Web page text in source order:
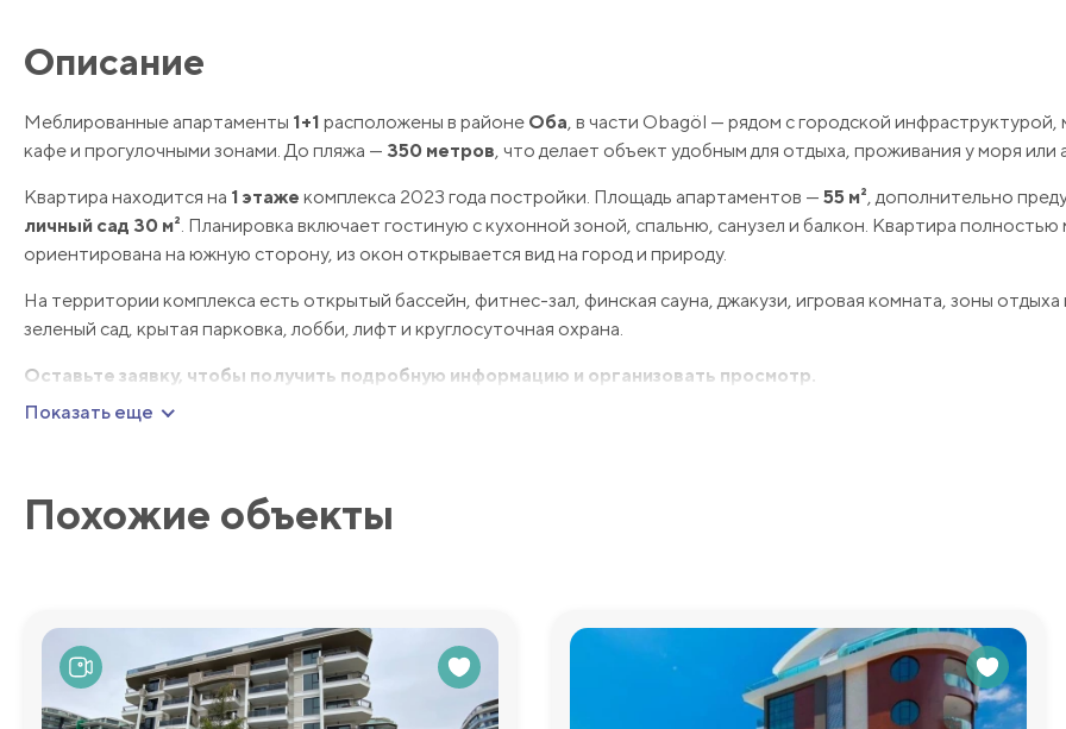
Описание
Меблированные апартаменты 1+1 расположены в районе Оба, в части Obagöl — рядом с городской инфраструктурой,
кафе и прогулочными зонами. До пляжа — 350 метров, что делает объект удобным для отдыха, проживания у моря или
Квартира находится на 1 этаже комплекса 2023 года постройки. Площадь апартаментов — 55 м², дополнительно
личный сад 30 м². Планировка включает гостиную с кухонной зоной, спальню, санузел и балкон. Квартира
ориентирована на южную сторону, из окон открывается вид на город и природу.
На территории комплекса есть открытый бассейн, фитнес-зал, финская сауна, джакузи, игровая комната, зоны
зеленый сад, крытая парковка, лобби, лифт и круглосуточная охрана.
Оставьте заявку, чтобы получить подробную информацию и организовать просмотр.
Показать еще
Похожие объекты